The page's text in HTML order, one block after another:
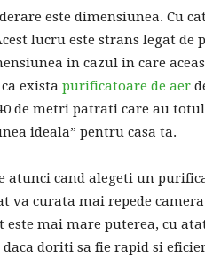
este dimensiunea. Cu
lucru este strans legat de
in cazul in care
exista purificatoare de aer
de metri patrati care au
ideala” pentru casa ta.
atunci cand alegeti un
va curata mai repede
este mai mare puterea, cu
doriti sa fie rapid si